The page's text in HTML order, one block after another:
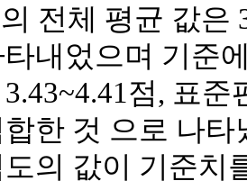
전체 평균 값은
내었으며 기준
점, 표
한 것 으로 나타
의 값이 기준치